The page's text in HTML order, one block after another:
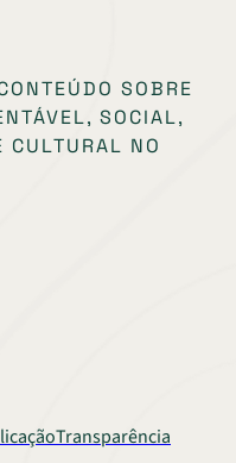
SOBRE
SOCIAL,
CULTURAL NO
Transparência